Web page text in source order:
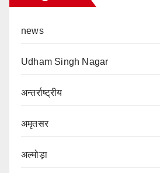
news
Udham Singh Nagar
अन्तर्राष्ट्रीय
अमृतसर
अल्मोड़ा